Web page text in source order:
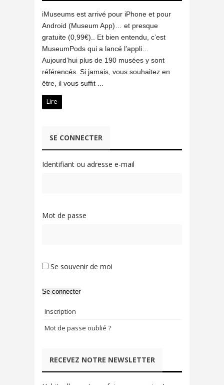
iMuseums est arrivé pour iPhone et pour
Android (Museum App)… et presque
gratuite (0,99€).. Et bien entendu, c’est
MuseumPods qui a lancé l’appli…
Aujourd’hui plus de 190 musées y sont
référencés. Si jamais, vous souhaitez en
être, il vous suffit ...
Lire
SE CONNECTER
Identifiant ou adresse e-mail
Mot de passe
Se souvenir de moi
Se connecter
Inscription
Mot de passe oublié ?
RECEVEZ NOTRE NEWSLETTER